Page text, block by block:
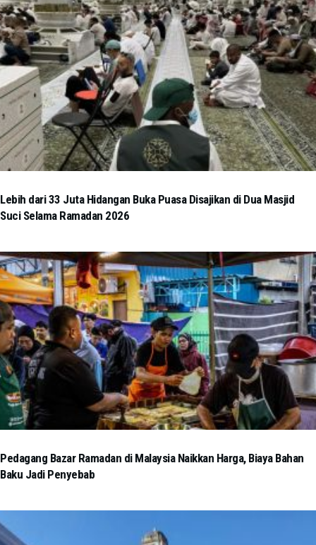
Lebih dari 33 Juta Hidangan Buka Puasa Disajikan di Dua Masjid
Suci Selama Ramadan 2026
Pedagang Bazar Ramadan di Malaysia Naikkan Harga, Biaya Bahan
Baku Jadi Penyebab